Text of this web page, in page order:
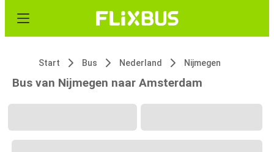
Start Bus Nederland Nijmegen
Bus van Nijmegen naar Amsterdam